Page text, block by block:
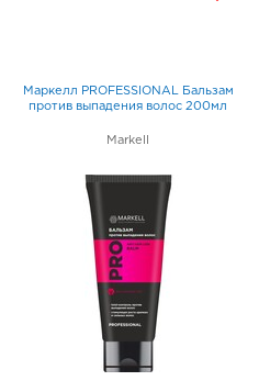
Маркелл PROFESSIONAL Бальзам
против выпадения волос 200мл
Markell